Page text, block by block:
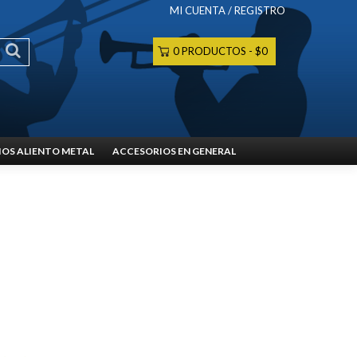
MI CUENTA / REGISTRO
0 PRODUCTOS $0
ALIENTO METAL ACCESORIOS EN GENERAL